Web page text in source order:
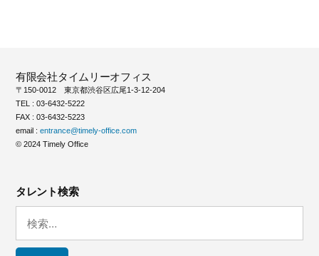
有限会社タイムリーオフィス
〒150-0012 東京都渋谷区広尾1-3-12-204
TEL : 03-6432-5222
FAX : 03-6432-5223
email : entrance@timely-office.com
© 2024 Timely Office
タレント検索
検
索: